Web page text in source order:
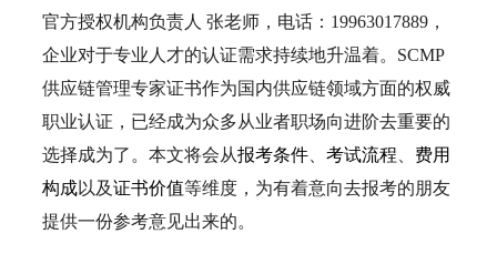
官方授权机构负责人 张老师，电话：19963017889，
企业对于专业人才的认证需求持续地升温着。SCMP
供应链管理专家证书作为国内供应链领域方面的权威
职业认证，已经成为众多从业者职场向进阶去重要的
选择成为了。本文将会从报考条件、 考试流程
费用
构成以及证书价值等维度，为有着意向去报考的朋友
提供一份参考意见出来的。